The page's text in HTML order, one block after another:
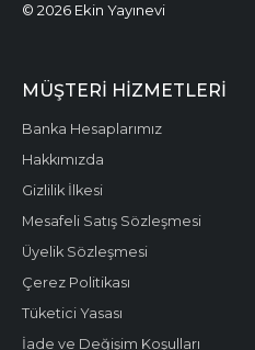
© 2026 Ekin Yayınevi
MÜŞTERI HIZMETLERI
Banka Hesaplarımız
Hakkımızda
Gizlilik İlkesi
Mesafeli Satış Sözleşmesi
Üyelik Sözleşmesi
Çerez Politikası
Tüketici Yasası
İade ve Değişim Koşulları